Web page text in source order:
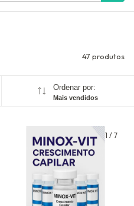
47 produtos
Ordenar por:
Mais vendidos
1 / 7